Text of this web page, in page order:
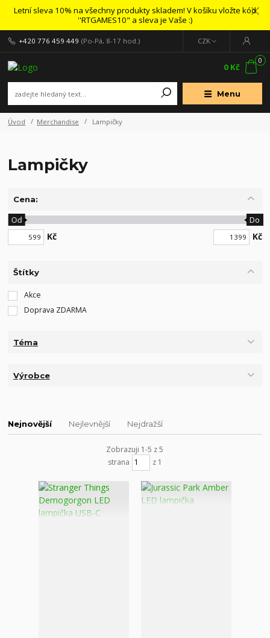
Letní sleva 10% na všechny produkty skladem! V košíku vložte kód
''RTGAMES10" a sleva je Vaše :)
Menu
CZK
+420 776 459 449 (Po-Pá, 8-17 hod.)
0
0 Kč
Úvod Merchandise Lampičky
Lampičky
Cena:
Kč
Od Do
Kč
Štítky
Akce
Doprava ZDARMA
Téma
Výrobce
Nejnovější Nejlevnější Nejdražší
Zobrazuji 1-5 z 5
strana
z 1